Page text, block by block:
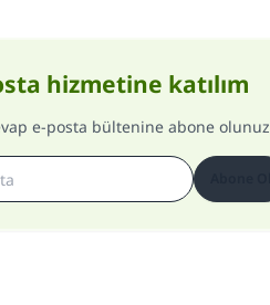
hizmetine katılım
e-posta bültenine abone olunuz